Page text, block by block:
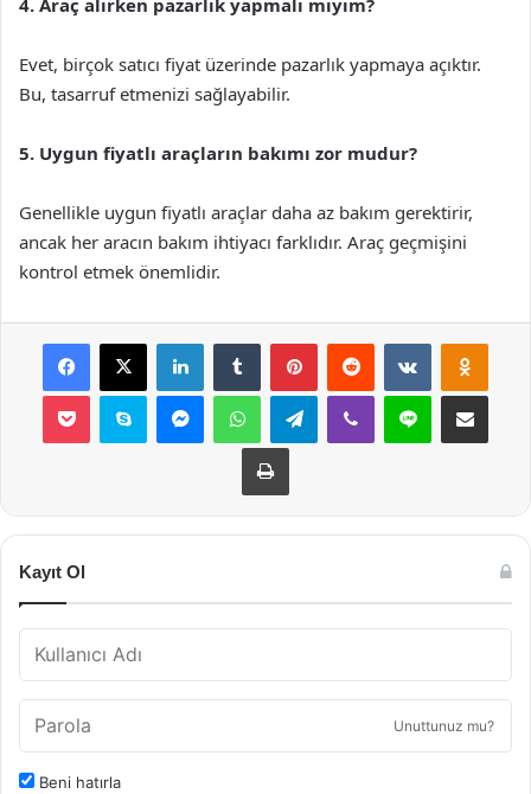
4. Araç alırken pazarlık yapmalı mıyım?
Evet, birçok satıcı fiyat üzerinde pazarlık yapmaya açıktır.
Bu, tasarruf etmenizi sağlayabilir.
5. Uygun fiyatlı araçların bakımı zor mudur?
Genellikle uygun fiyatlı araçlar daha az bakım gerektirir,
ancak her aracın bakım ihtiyacı farklıdır. Araç geçmişini
kontrol etmek önemlidir.
Facebook
X LinkedInTumblr PinterestReddit VKontakte
Pocket Skype MessengerWhatsAppTelegramViber Line E-Posta ile
Yazdır
Kayıt Ol
Unuttunuz mu?
Beni hatırla